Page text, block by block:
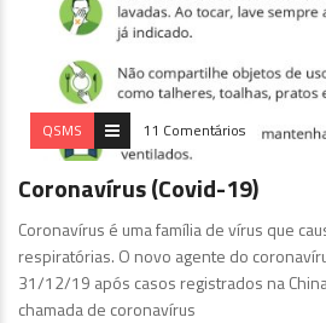
QSMS 11 Comentários
Coronavírus (Covid-19)
Coronavírus é uma família de vírus que
respiratórias. O novo agente do
31/12/19 após casos registrados na
chamada de coronavírus